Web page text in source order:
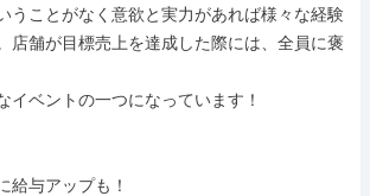
うことがなく意欲と実力があれば様々な経験
店舗が目標売上を達成した際には、全員に褒
イベントの一つになっています！
給与アップも！